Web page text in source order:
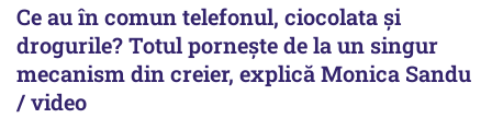
Ce au în comun telefonul, ciocolata și
drogurile? Totul pornește de la un singur
mecanism din creier, explică Monica Sandu
/ video